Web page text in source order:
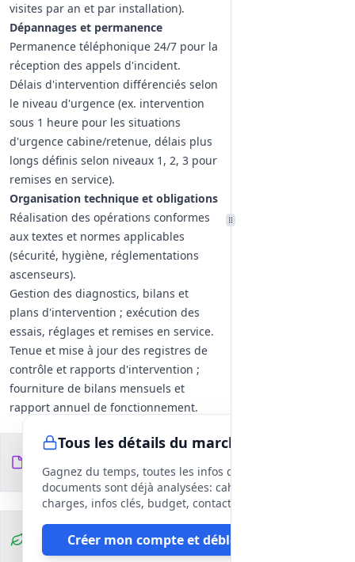
visites par an et par installation).
Dépannages et permanence
Permanence téléphonique 24/7 pour la
réception des appels d'incident.
Délais d'intervention différenciés selon
le niveau d'urgence (ex. intervention
sous 1 heure pour les situations
d'urgence cabine/retenue, délais plus
longs définis selon niveaux 1, 2, 3 pour
remises en service).
Organisation technique et obligations
Réalisation des opérations conformes
aux textes et normes applicables
(sécurité, hygiène, réglementations
ascenseurs).
Gestion des diagnostics, bilans et
plans d'intervention ; exécution des
essais, réglages et remises en service.
Tenue et mise à jour des registres de
contrôle et rapports d'intervention ;
fourniture de bilans mensuels et
rapport annuel de fonctionnement.
Personnel qualifié et en nombre
suffisant ; port d'identification et
formation sécurité obligatoires.
Outillage de base et spécifique,
dispositifs de diagnostic électronique
et moyens matériels adaptés.
Tous les détails du marché
Gagnez du temps, toutes les infos des
documents sont déjà analysées: cahier des
charges, infos clés, budget, contact, etc
Créer mon compte et débloquer
Documents du
DCE
fichiers
Clauses
environnementales